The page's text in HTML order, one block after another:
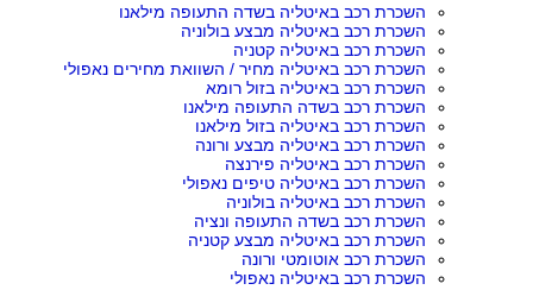
השכרת רכב באיטליה בשדה התעופה מילאנו
השכרת רכב באיטליה מבצע בולוניה
השכרת רכב באיטליה קטניה
השכרת רכב באיטליה מחיר / השוואת מחירים נאפולי
השכרת רכב באיטליה בזול רומא
השכרת רכב בשדה התעופה מילאנו
השכרת רכב באיטליה בזול מילאנו
השכרת רכב באיטליה מבצע ורונה
השכרת רכב באיטליה פירנצה
השכרת רכב באיטליה טיפים נאפולי
השכרת רכב באיטליה בולוניה
השכרת רכב בשדה התעופה ונציה
השכרת רכב באיטליה מבצע קטניה
השכרת רכב אוטומטי ורונה
השכרת רכב באיטליה נאפולי